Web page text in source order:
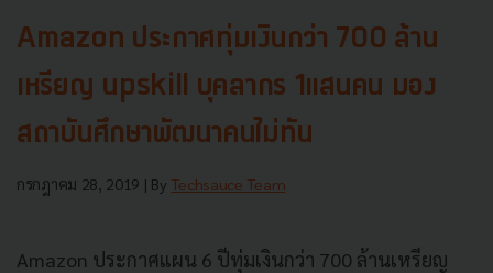
Amazon ประกาศทุ่มเงินกว่า 700 ล้าน
เหรียญ upskill บุคลากร 1แสนคน มอง
สถาบันศึกษาพัฒนาคนไม่ทัน
กรกฎาคม 28, 2019 | By Techsauce Team
Amazon ประกาศแผน 6 ปีทุ่มเงินกว่า 700 ล้านเหรียญ